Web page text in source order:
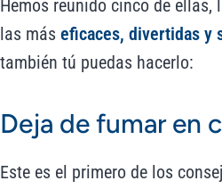
Hemos reunido cinco de ellas,
las más eficaces, divertidas y
también tú puedas hacerlo:
Deja de fumar en
Este es el primero de los